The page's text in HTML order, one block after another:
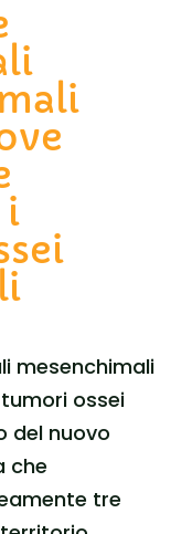
i
mesenchimali
ossei
del nuovo
che
tre